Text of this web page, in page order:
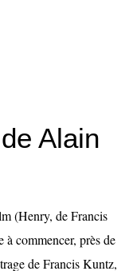
Alain
(Henry, de Francis
commencer, près de
de Francis Kuntz,